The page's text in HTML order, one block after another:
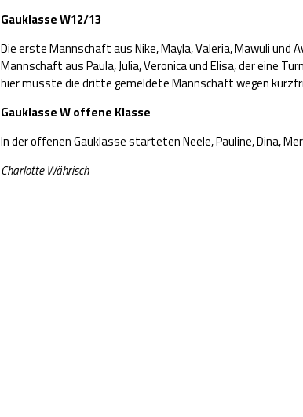
Gauklasse W12/13
Die erste Mannschaft aus Nike, Mayla, Valeria, Mawuli und
Mannschaft aus Paula, Julia, Veronica und Elisa, der eine
hier musste die dritte gemeldete Mannschaft wegen
Gauklasse W offene Klasse
In der offenen Gauklasse starteten Neele, Pauline, Dina,
Charlotte Währisch